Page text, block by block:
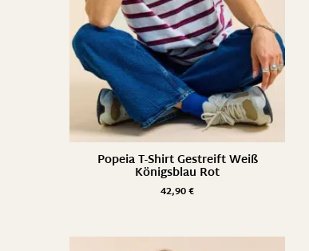
Popeia T-Shirt Gestreift Weiß
Königsblau Rot
42,90€